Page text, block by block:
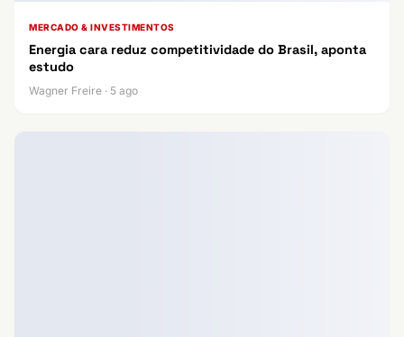
MERCADO & INVESTIMENTOS
Energia cara reduz competitividade do Brasil, aponta
estudo
Wagner Freire · 5 ago